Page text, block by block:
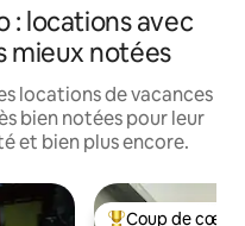
: locations avec
mieux notées
locations de vacances
bien notées pour leur
et bien plus encore.
Coup de cœur